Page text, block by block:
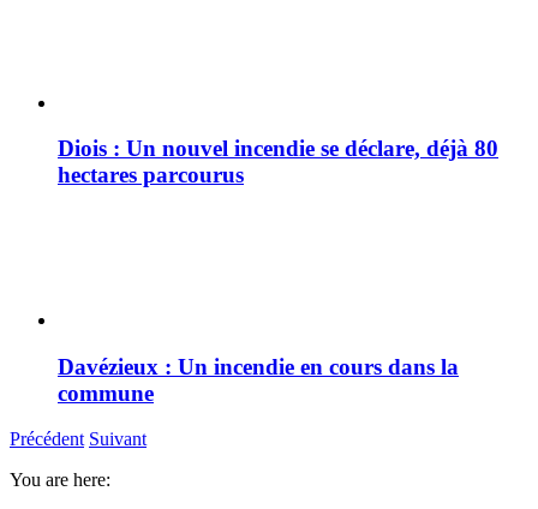
Diois : Un nouvel incendie se déclare, déjà 80
hectares parcourus
Davézieux : Un incendie en cours dans la
commune
Précédent Suivant
You are here: